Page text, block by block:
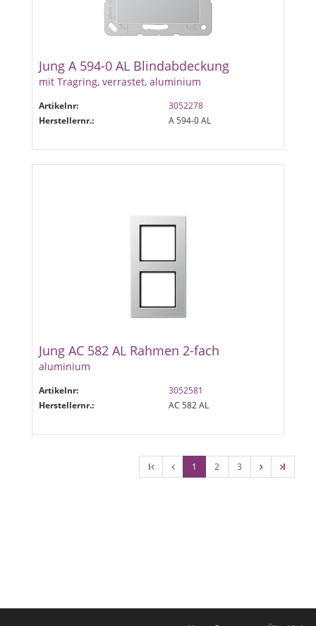
Jung A 594-0 AL Blindabdeckung
mit Tragring, verrastet, aluminium
Artikelnr:
3052278
Herstellernr.:
A 594-0 AL
Jung AC 582 AL Rahmen 2-fach
aluminium
Artikelnr:
3052581
Herstellernr.:
AC 582 AL
l 1 2 3 l